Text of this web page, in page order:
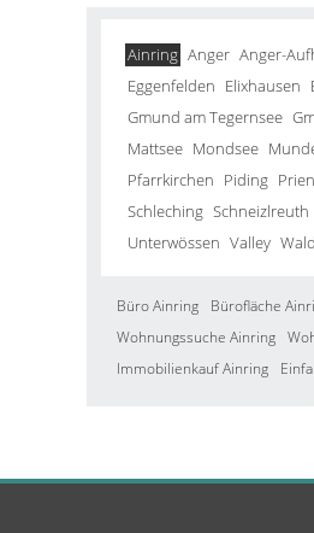
Ainring Anger Anger-
Eggenfelden Elixhausen
Gmund am Tegernsee
Mattsee Mondsee
Pfarrkirchen Piding Prien
Schleching Schneizlreuth
Unterwössen Valley
Büro Ainring Bürofläche
Wohnungssuche Ainring
Immobilienkauf Ainring